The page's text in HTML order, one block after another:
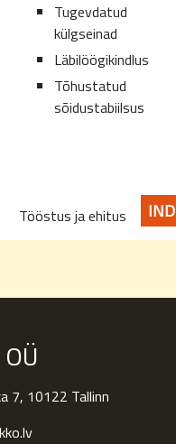
Tugevdatud
külgseinad
Läbilöögikindlus
Tõhustatud
sõidustabiilsus
Tööstus ja ehitus IND
7, 10122 Tallinn